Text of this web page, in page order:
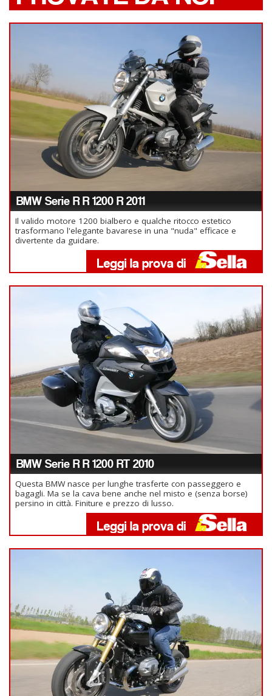
BMW Serie R R 1200 R 2011
Il valido motore 1200 bialbero e qualche ritocco estetico
trasformano l'elegante bavarese in una "nuda" efficace e
divertente da guidare.
BMW Serie R R 1200 RT 2010
Questa BMW nasce per lunghe trasferte con passeggero e
bagagli. Ma se la cava bene anche nel misto e (senza borse)
persino in città. Finiture e prezzo di lusso.